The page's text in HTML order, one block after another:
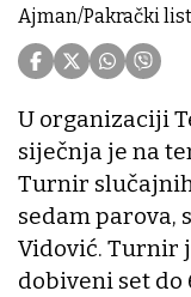
Ajman/Pakrački list
U organizaciji
siječnja je na
Turnir
sedam parova,
Vidović. Turnir
dobiveni set do